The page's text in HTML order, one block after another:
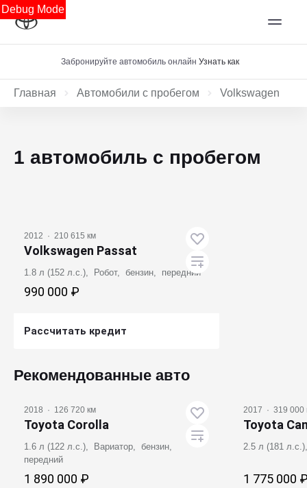
Debug Mode
Забронируйте автомобиль онлайн Узнать как
Главная Автомобили с пробегом Volkswagen
1 автомобиль с пробегом
2012 · 210 615 км
Volkswagen Passat
1.8 л (152 л.с.), Робот, бензин, передний
990 000 ₽
Рассчитать кредит
Рекомендованные авто
2018 · 126 720 км
Toyota Corolla
1.6 л (122 л.с.), Вариатор, бензин,
передний
1 890 000 ₽
2017 · 319 000
Toyota
2.5 л (181
1 775 000